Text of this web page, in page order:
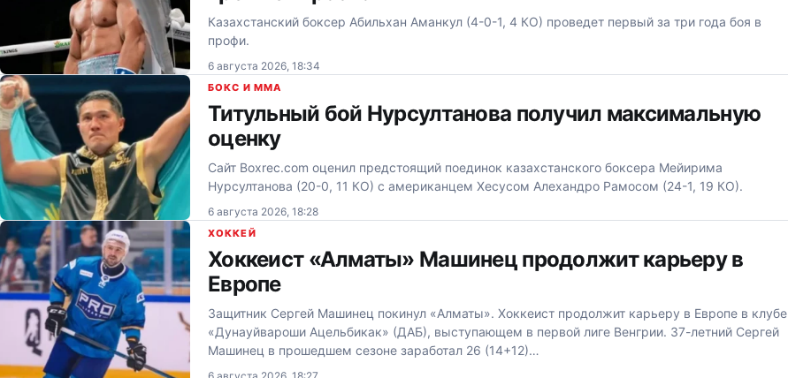
Казахстанский боксер Абильхан Аманкул (4-0-1, 4 КО) проведет первый за три года боя в
профи.
6 августа 2026, 18:34
БОКС И MMA
Титульный бой Нурсултанова получил максимальную
оценку
Сайт Boxrec.com оценил предстоящий поединок казахстанского боксера Мейирима
Нурсултанова (20-0, 11 КО) с американцем Хесусом Алехандро Рамосом (24-1, 19 КО).
6 августа 2026, 18:28
ХОККЕЙ
Хоккеист «Алматы» Машинец продолжит карьеру в
Европе
Защитник Сергей Машинец покинул «Алматы». Хоккеист продолжит карьеру в Европе в клубе
«Дунауйвароши Ацельбикак» (ДАБ), выступающем в первой лиге Венгрии. 37-летний Сергей
Машинец в прошедшем сезоне заработал 26 (14+12)…